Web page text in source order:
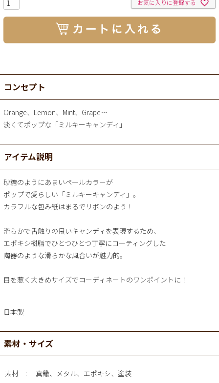
お気に入りに登録する
コンセプト
Orange、Lemon、Mint、Grape…
淡くてポップな「ミルキーキャンディ」
アイテム説明
砂糖のようにあまいペールカラーが
ポップで愛らしい「ミルキーキャンディ」。
カラフルな包み紙はまるでリボンのよう！
滑らかで舌触りの良いキャンディを表現するため、
エポキシ樹脂でひとつひとつ丁寧にコーティングした
陶器のような滑らかな風合いが魅力的。
目を惹く大きめサイズでコーディネートのワンポイントに！
日本製
素材・サイズ
素材
真鍮、メタル、エポキシ、塗装